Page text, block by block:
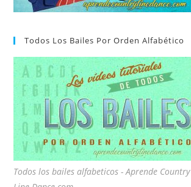
Todos Los Bailes Por Orden Alfabético
Todos los bailes alfabeticos - Aprende Country